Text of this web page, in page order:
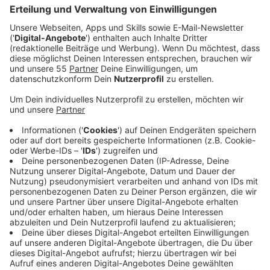
Veröffentlicht:Dienstag, 12.05.2026 00:00
Anzeige
Auszug aus der neuen Folge seines Podcasts
Anzeige